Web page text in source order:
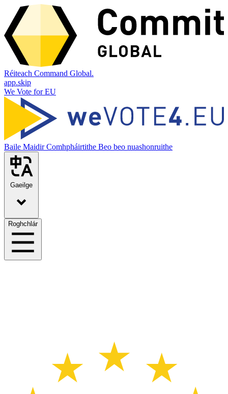
Réiteach Command Global.
app.skip
We Vote for EU
Baile MaidirComhpháirtithe Beo beo nuashonruithe
Gaeilge
Roghchlár